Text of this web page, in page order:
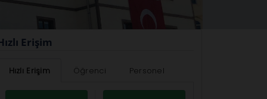
Erişim
Hızlı Erişim Öğrenci Personel